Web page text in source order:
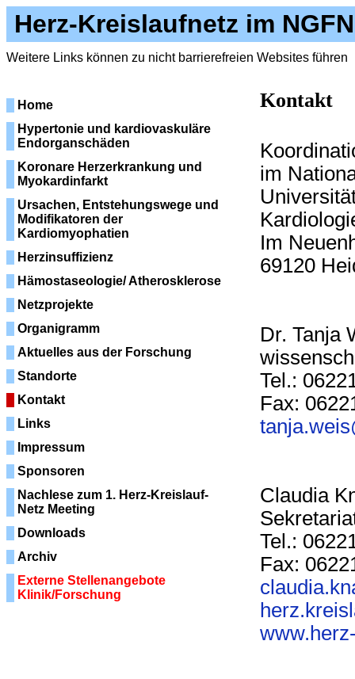
Herz-Kreislaufnetz im NGFN
Weitere Links können zu nicht barrierefreien Websites führen
Home
Hypertonie und kardiovaskuläre
Endorganschäden
Koronare Herzerkrankung und
Myokardinfarkt
Ursachen, Entstehungswege und
Modifikatoren der
Kardiomyophatien
Herzinsuffizienz
Hämostaseologie/ Atherosklerose
Netzprojekte
Organigramm
Aktuelles aus der Forschung
Standorte
Kontakt
Links
Impressum
Sponsoren
Nachlese zum 1. Herz-Kreislauf-
Netz Meeting
Downloads
Archiv
Externe Stellenangebote
Klinik/Forschung
Kontakt
im
Im
69120
Dr. Tanja
Tel.:
Fax:
Claudia
Tel.:
Fax: